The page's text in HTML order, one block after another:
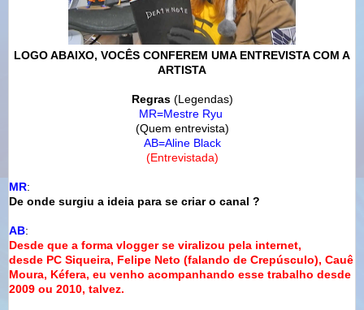
LOGO ABAIXO, VOCÊS CONFEREM UMA ENTREVISTA COM A
ARTISTA
Regras (Legendas)
MR=Mestre Ryu
(Quem entrevista)
AB=Aline Black
(Entrevistada)
MR:
De onde surgiu a ideia para se criar o canal ?
AB:
Desde que a forma vlogger se viralizou pela internet,
desde PC Siqueira, Felipe Neto (falando de Crepúsculo), Cauê
Moura, Kéfera, eu venho acompanhando esse trabalho desde
2009 ou 2010, talvez.